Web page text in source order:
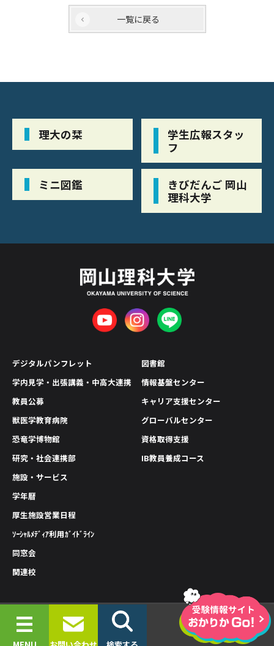
一覧に戻る
理大の栞
学生広報スタッ
フ
ミニ図鑑
きびだんご 岡山
理科大学
デジタルパンフレット
学内見学・出張講義・中高大連携
教員公募
獣医学教育病院
恐竜学博物館
研究・社会連携部
図書館
情報基盤センター
キャリア支援センター
グローバルセンター
資格取得支援
IB教員養成コース
施設・サービス
学年暦
厚生施設営業日程
ｿｰｼｬﾙﾒﾃﾞｨｱ利用ｶﾞｲﾄﾞﾗｲﾝ
同窓会
関連校
情報公開
プライバシーポリシー
サイトポリシー